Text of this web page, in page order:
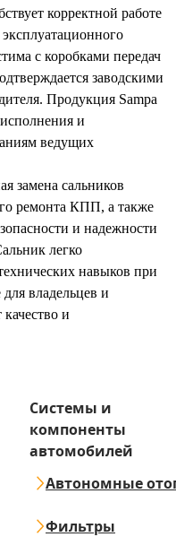
корректной работе
с коробками передач
заводскими
Продукция Sampa
и
ведущих
замена сальников
ремонта КПП, а также
и надежности
легко
навыков при
владельцев и
и
Системы и
компоненты
автомобилей
Автономные
Фильтры